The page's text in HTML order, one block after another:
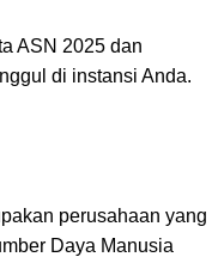
ASN 2025 dan
di instansi Anda.
perusahaan yang
Daya Manusia